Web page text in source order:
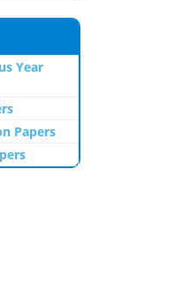
Year
Papers